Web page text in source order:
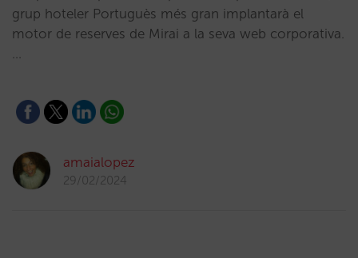
grup hoteler Portuguès més gran implantarà el
motor de reserves de Mirai a la seva web corporativa.
…
amaialopez
29/02/2024